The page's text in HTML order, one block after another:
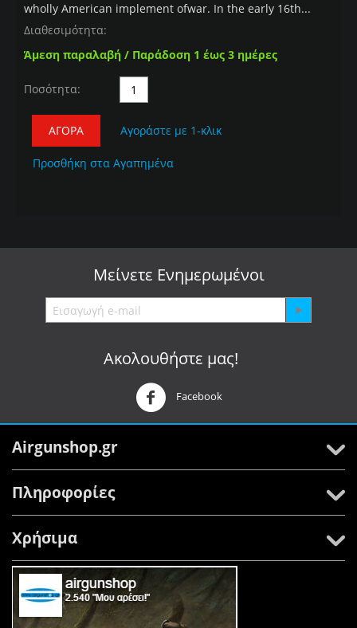
wholly American implement ofwar. In the early 16th...
Διαθεσιμότητα:
Άμεση παραλαβή / Παράδοση 1 έως 3 ημέρες
Ποσότητα:
ΑΓΟΡΆ Αγοράστε με 1-κλικ
Προσθήκη στα Αγαπημένα
Μείνετε Ενημερωμένοι
Ακολουθήστε μας!
Facebook
Airgunshop.gr
Πληροφορίες
Χρήσιμα